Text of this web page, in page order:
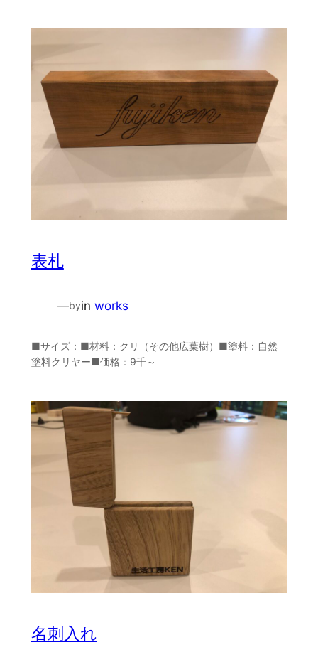
表札
—byin works
■サイズ：■材料：クリ（その他広葉樹）■塗料：自然
塗料クリヤー■価格：9千～
名刺入れ